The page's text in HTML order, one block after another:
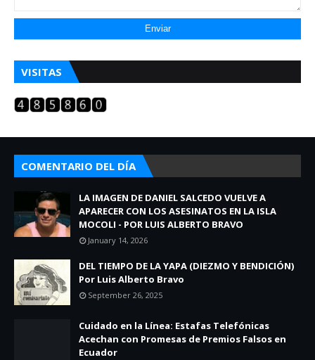
VISITAS
COMENTARIO DEL DÍA
LA IMAGEN DE DANIEL SALCEDO VUELVE A
APARECER CON LOS ASESINATOS EN LA ISLA
MOCOLI - POR LUIS ALBERTO BRAVO
January 14, 2026
DEL TIEMPO DE LA YAPA (DIEZMO Y BENDICIÓN)
Por Luis Alberto Bravo
September 26, 2025
Cuidado en la Línea: Estafas Telefónicas
Acechan con Promesas de Premios Falsos en
Ecuador